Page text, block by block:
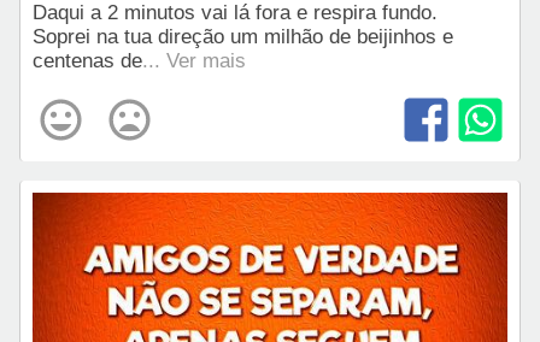
Daqui a 2 minutos vai lá fora e respira fundo.
Soprei na tua direção um milhão de beijinhos e
centenas de... Ver mais